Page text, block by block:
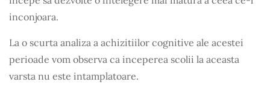
inconjoara.
La o scurta analiza a achizitiilor cognitive ale acestei
perioade vom observa ca inceperea scolii la aceasta
varsta nu este intamplatoare.